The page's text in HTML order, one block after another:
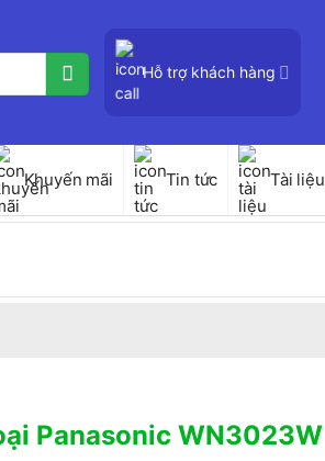
Hỗ trợ khách hàng
Khuyến mãi Tin tức Tài liệu
Panasonic WN3023W